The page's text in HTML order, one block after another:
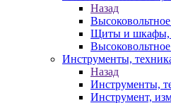
Назад
Щиты и шкафы,
Инструменты,
Назад
Инструменты,
Инструмент,